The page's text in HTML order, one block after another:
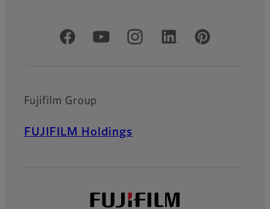
Comptes officiels réseaux sociaux
Fujifilm Group
FUJIFILM Holdings